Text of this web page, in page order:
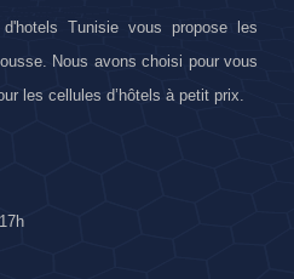
Tunisie vous propose les
Nous avons choisi pour vous
les cellules d’hôtels à petit prix.